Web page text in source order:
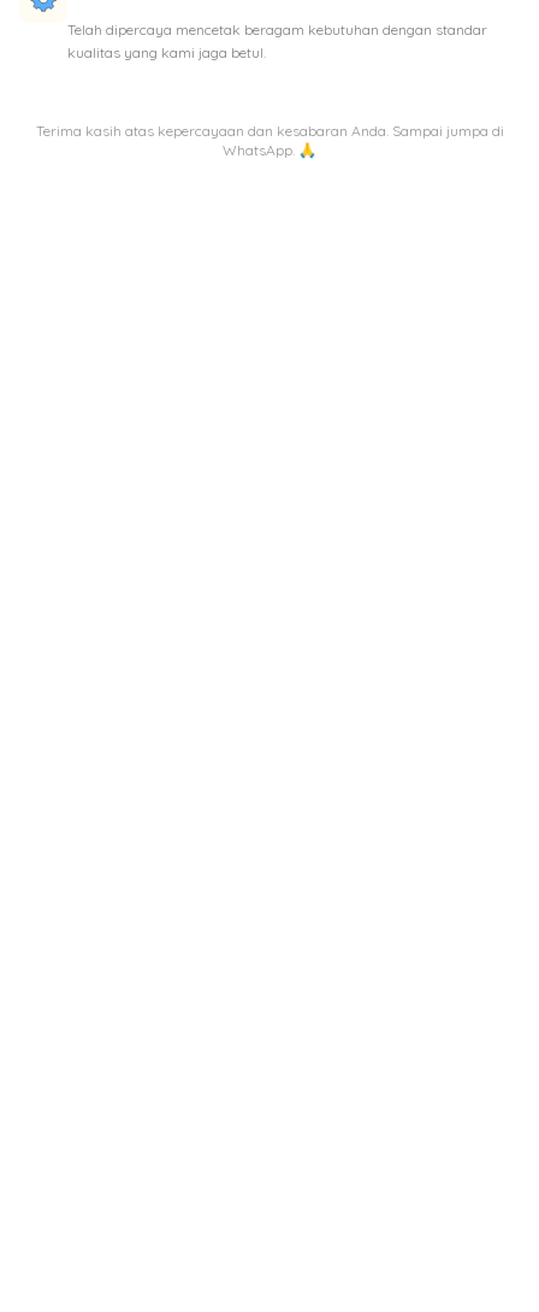
Telah dipercaya mencetak beragam kebutuhan dengan standar
kualitas yang kami jaga betul.
Terima kasih atas kepercayaan dan kesabaran Anda. Sampai jumpa di
WhatsApp. 🙏